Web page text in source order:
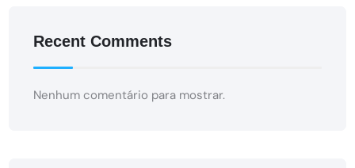
Recent Comments
Nenhum comentário para mostrar.